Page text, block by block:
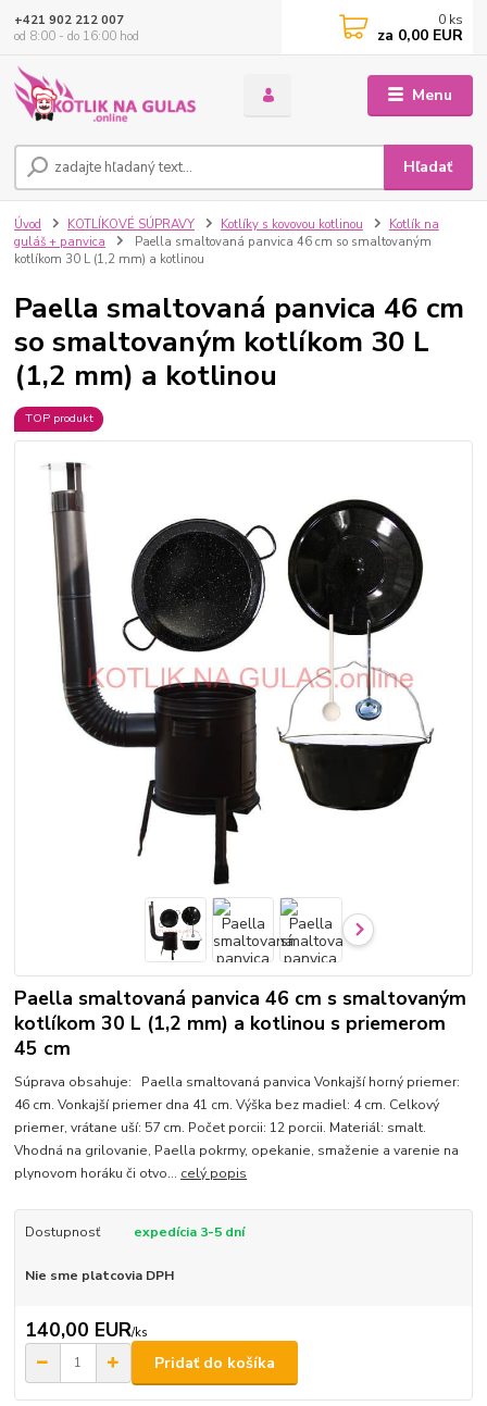
Menu
Hľadať
+421 902 212 007
od 8:00 - do 16:00 hod
0 ks
za 0,00 EUR
Úvod KOTLÍKOVÉ SÚPRAVY Kotlíky s kovovou kotlinou
Kotlík na
guláš + panvica
Paella smaltovaná panvica 46 cm so smaltovaným
kotlíkom 30 L (1,2 mm) a kotlinou
Paella smaltovaná panvica 46 cm
so smaltovaným kotlíkom 30 L
(1,2 mm) a kotlinou
TOP produkt
Paella smaltovaná panvica 46 cm s smaltovaným
kotlíkom 30 L (1,2 mm) a kotlinou s priemerom
45 cm
Súprava obsahuje: Paella smaltovaná panvica Vonkajší horný priemer:
46 cm. Vonkajší priemer dna 41 cm. Výška bez madiel: 4 cm. Celkový
priemer, vrátane uší: 57 cm. Počet porcii: 12 porcii. Materiál: smalt.
Vhodná na grilovanie, Paella pokrmy, opekanie, smaženie a varenie na
plynovom horáku či otvo... celý popis
Dostupnosť expedícia 3-5 dní
Nie sme platcovia DPH
140,00 EUR/ks
Pridať do košíka